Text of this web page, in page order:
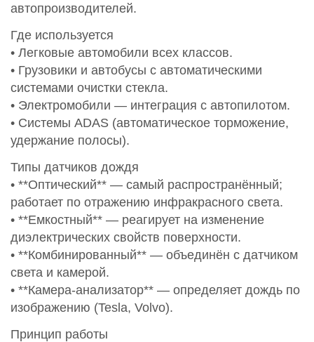
автопроизводителей.
Где используется
• Легковые автомобили всех классов.
• Грузовики и автобусы с автоматическими
системами очистки стекла.
• Электромобили — интеграция с автопилотом.
• Системы ADAS (автоматическое торможение,
удержание полосы).
Типы датчиков дождя
• **Оптический** — самый распространённый;
работает по отражению инфракрасного света.
• **Емкостный** — реагирует на изменение
диэлектрических свойств поверхности.
• **Комбинированный** — объединён с датчиком
света и камерой.
• **Камера‑анализатор** — определяет дождь по
изображению (Tesla, Volvo).
Принцип работы